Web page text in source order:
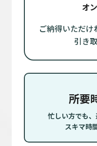
オ
ご納得いただけ
引き
所要
忙しい方でも
スキマ時